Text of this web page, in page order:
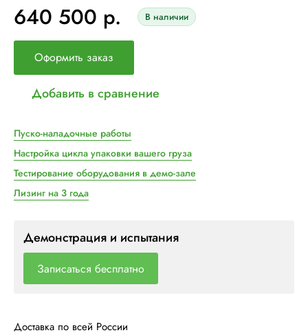
640 500 р. В наличии
Оформить заказ
Добавить в сравнение
Пуско-наладочные работы
Настройка цикла упаковки вашего груза
Тестирование оборудования в демо-зале
Лизинг на 3 года
Демонстрация и испытания
Записаться бесплатно
Доставка по всей России